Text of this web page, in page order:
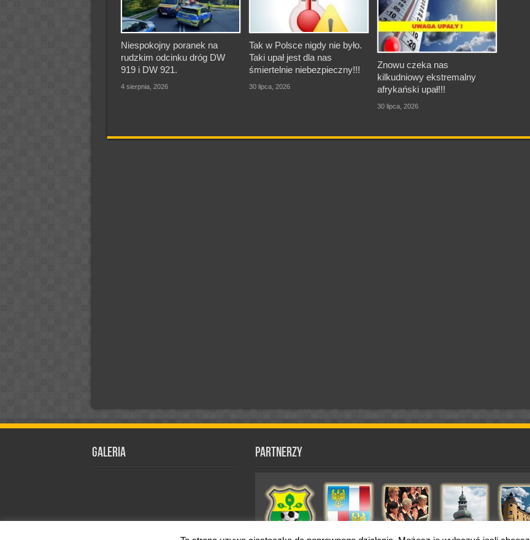
Niespokojny poranek na
rudzkim odcinku dróg DW
919 i DW 921.
4 sierpnia, 2026
Tak w Polsce nigdy nie było.
Taki upał jest dla nas
śmiertelnie niebezpieczny!!!
30 lipca, 2026
Znowu czeka nas
kilkudniowy ekstremalny
afrykański upał!!!
30 lipca, 2026
Galeria Partnerzy